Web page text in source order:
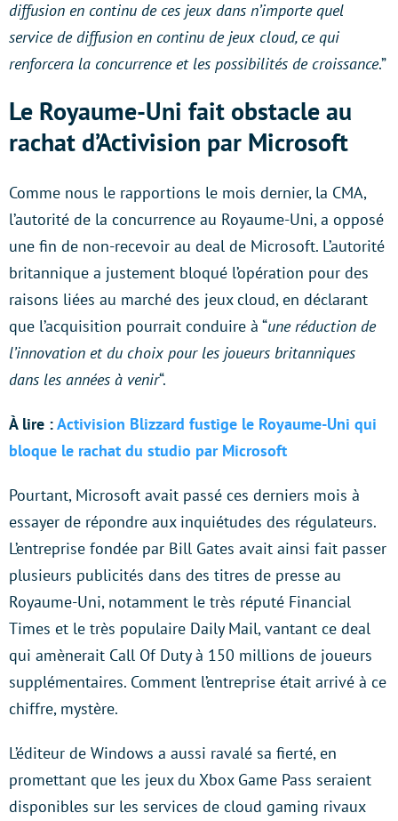
diffusion en continu de ces jeux dans n’importe quel
service de diffusion en continu de jeux cloud, ce qui
renforcera la concurrence et les possibilités de croissance.”
Le Royaume-Uni fait obstacle au
rachat d’Activision par Microsoft
Comme nous le rapportions le mois dernier, la CMA,
l’autorité de la concurrence au Royaume-Uni, a opposé
une fin de non-recevoir au deal de Microsoft. L’autorité
britannique a justement bloqué l’opération pour des
raisons liées au marché des jeux cloud, en déclarant
que l’acquisition pourrait conduire à “une réduction de
l’innovation et du choix pour les joueurs britanniques
dans les années à venir“.
À lire :Activision Blizzard fustige le Royaume-Uni qui
bloque le rachat du studio par Microsoft
Pourtant, Microsoft avait passé ces derniers mois à
essayer de répondre aux inquiétudes des régulateurs.
L’entreprise fondée par Bill Gates avait ainsi fait passer
plusieurs publicités dans des titres de presse au
Royaume-Uni, notamment le très réputé Financial
Times et le très populaire Daily Mail, vantant ce deal
qui amènerait Call Of Duty à 150 millions de joueurs
supplémentaires. Comment l’entreprise était arrivé à ce
chiffre, mystère.
L’éditeur de Windows a aussi ravalé sa fierté, en
promettant que les jeux du Xbox Game Pass seraient
disponibles sur les services de cloud gaming rivaux